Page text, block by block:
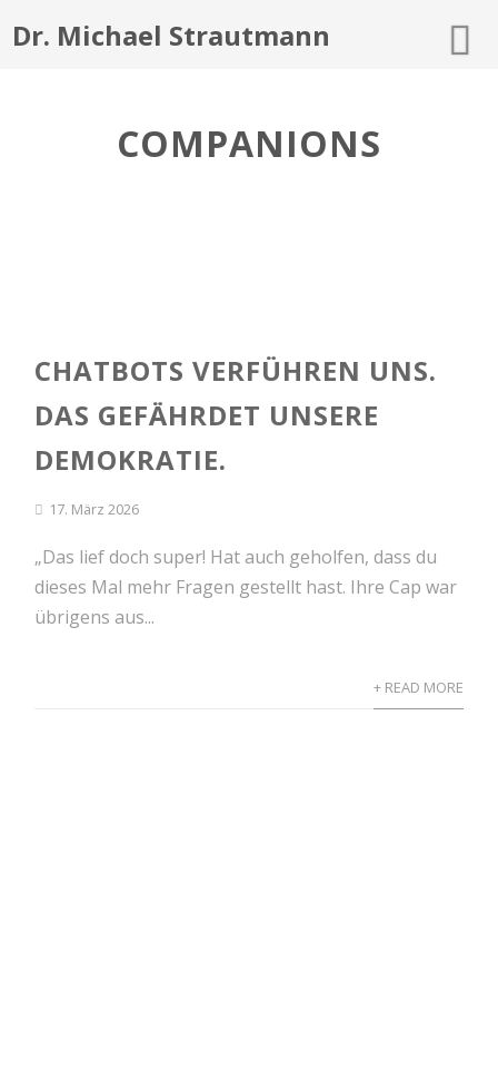
Dr. Michael Strautmann
COMPANIONS
CHATBOTS VERFÜHREN UNS.
DAS GEFÄHRDET UNSERE
DEMOKRATIE.
17. März 2026
„Das lief doch super! Hat auch geholfen, dass du
dieses Mal mehr Fragen gestellt hast. Ihre Cap war
übrigens aus...
+ READ MORE